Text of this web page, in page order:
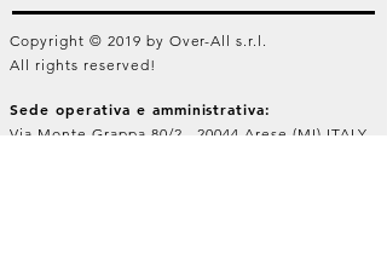
Copyright © 2019 by Over-All s.r.l.
All rights reserved!
Sede operativa e amministrativa:
Via Monte Grappa 80/2 - 20044 Arese (MI) ITALY